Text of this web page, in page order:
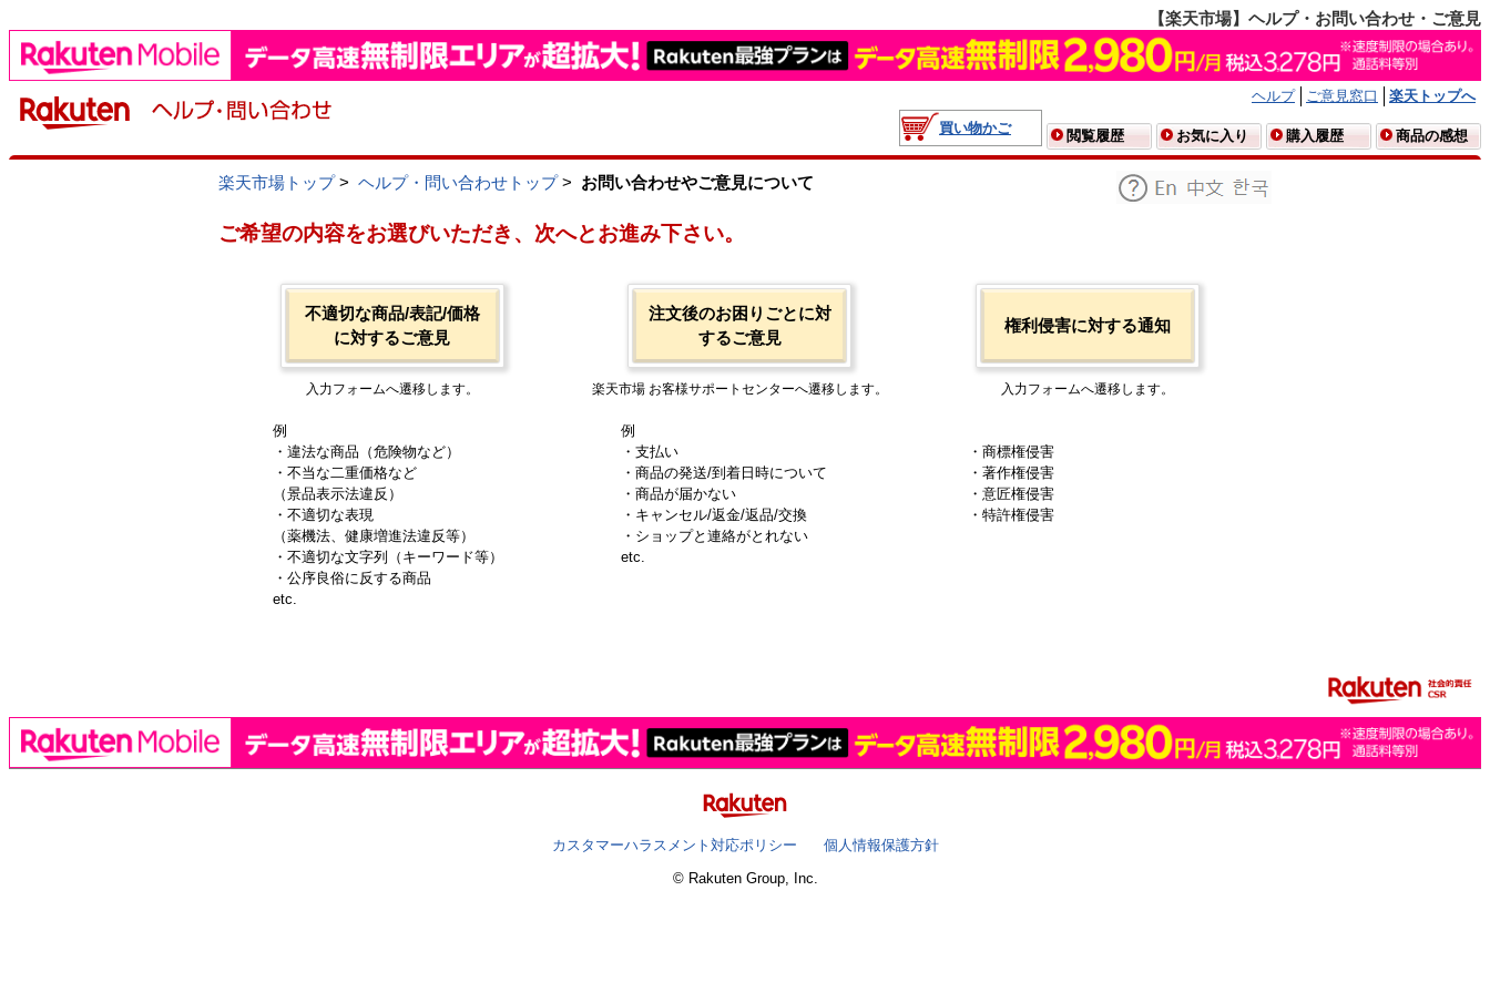
【楽天市場】ヘルプ・お問い合わせ・ご意見
ヘルプ ご意見窓口
楽天トップへ
買い物かご
閲覧履歴 お気に入り 購入履歴 商品の感想
楽天市場トップ> ヘルプ・問い合わせトップ> お問い合わせやご意見について
ご希望の内容をお選びいただき、次へとお進み下さい。
不適切な商品/表記/価格
に対するご意見
入力フォームへ遷移します。
例
・違法な商品（危険物など）
・不当な二重価格など
（景品表示法違反）
・不適切な表現
（薬機法、健康増進法違反等）
・不適切な文字列（キーワード等）
・公序良俗に反する商品
etc.
注文後のお困りごとに対
するご意見
楽天市場 お客様サポートセンターへ遷移します。
例
・支払い
・商品の発送/到着日時について
・商品が届かない
・キャンセル/返金/返品/交換
・ショップと連絡がとれない
etc.
権利侵害に対する通知
入力フォームへ遷移します。
・商標権侵害
・著作権侵害
・意匠権侵害
・特許権侵害
カスタマーハラスメント対応ポリシー
個人情報保護方針
© Rakuten Group, Inc.